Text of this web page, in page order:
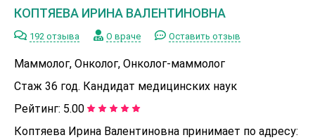
КОПТЯЕВА ИРИНА ВАЛЕНТИНОВНА
192 отзыва О враче Оставить отзыв
Маммолог, Онколог, Онколог-маммолог
Стаж 36 год. Кандидат медицинских наук
Рейтинг: 5.00
Коптяева Ирина Валентиновна принимает по адресу: